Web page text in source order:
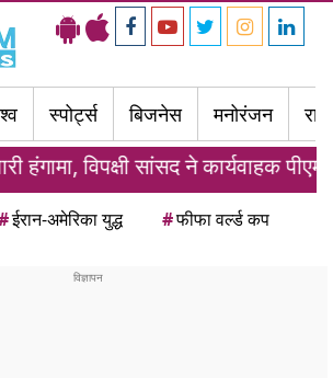
स्पोर्ट्स बिजनेस मनोरंजन
सांसद ने कार्यवाहक पीएम पर फेंके अंडे
ईरान-अमेरिका युद्ध #फीफा वर्ल्ड कप